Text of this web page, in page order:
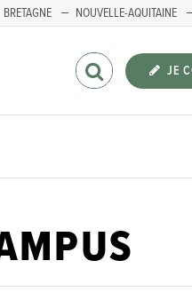
BRETAGNE NOUVELLE-AQUITAINE
JE